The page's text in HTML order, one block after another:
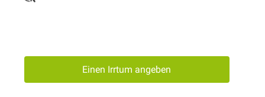
Einen Irrtum angeben